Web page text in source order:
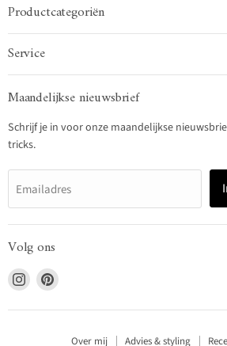
Productcategoriën
Service
Maandelijkse nieuwsbrief
Schrijf je in voor onze maandelijkse
tricks.
Emailadres
Volg ons
Vind
ons
op
Vind
op
Over mij Advies & styling